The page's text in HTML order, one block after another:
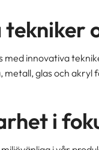
tekniker
med innovativa
metall, glas och
i